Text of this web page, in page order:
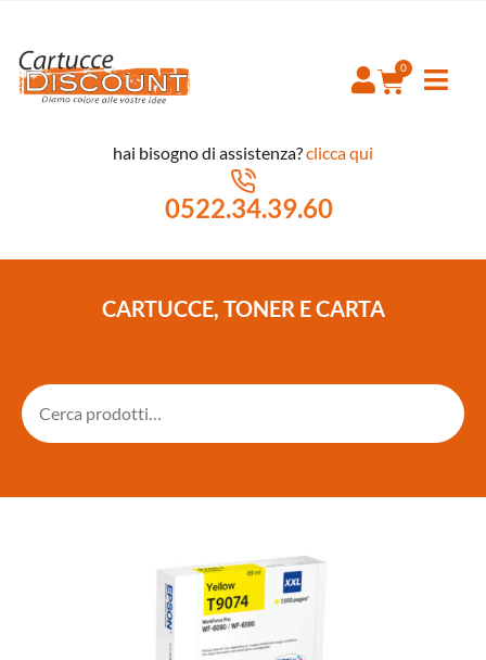
hai bisogno di assistenza?clicca qui
0522.34.39.60
CARTUCCE, TONER E CARTA